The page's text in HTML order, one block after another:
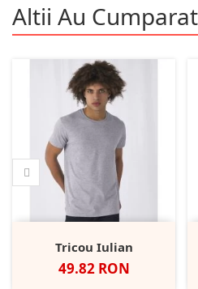
Altii Au
Tricou Iulian
Pret
49.82 RON